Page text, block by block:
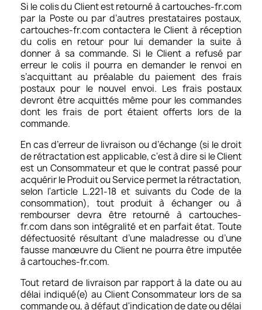
Si le colis du Client est retourné à cartouches-fr.com
par la Poste ou par d’autres prestataires postaux,
cartouches-fr.com contactera le Client à réception
du colis en retour pour lui demander la suite à
donner à sa commande. Si le Client a refusé par
erreur le colis il pourra en demander le renvoi en
s’acquittant au préalable du paiement des frais
postaux pour le nouvel envoi. Les frais postaux
devront être acquittés même pour les commandes
dont les frais de port étaient offerts lors de la
commande.
En cas d’erreur de livraison ou d’échange (si le droit
de rétractation est applicable, c'est à dire si le Client
est un Consommateur et que le contrat passé pour
acquérir le Produit ou Service permet la rétractation,
selon l'article L.221-18 et suivants du Code de la
consommation), tout produit à échanger ou à
rembourser devra être retourné à cartouches-
fr.com dans son intégralité et en parfait état. Toute
défectuosité résultant d’une maladresse ou d’une
fausse manœuvre du Client ne pourra être imputée
à cartouches-fr.com.
Tout retard de livraison par rapport à la date ou au
délai indiqué(e) au Client Consommateur lors de sa
commande ou, à défaut d'indication de date ou délai